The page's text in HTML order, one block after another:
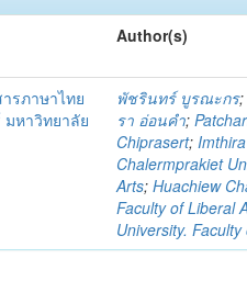
Author(s)
รภาษาไทย
หาวิทยาลัย
พัชรินทร์ บูรณะกร;
รา อ่อนคำ;
Chiprasert;
Chalermprakiet
Arts;Huachiew
Faculty of Liberal
University.